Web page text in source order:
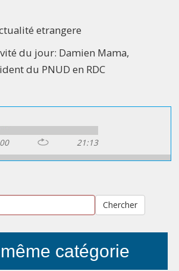
etrangere
du jour: Damien Mama,
du PNUD en RDC
21:13
Chercher
catégorie